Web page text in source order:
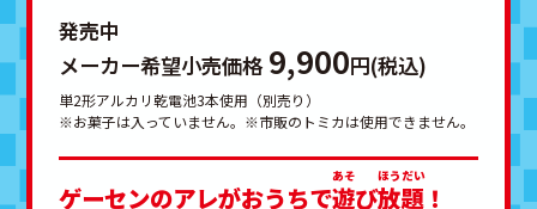
発売中
メーカー希望小売価格 9,900円(税込)
単2形アルカリ乾電池3本使用（別売り）
※お菓子は入っていません。※市販のトミカは使用できません。
ゲーセンのアレがおうちで遊び放題！